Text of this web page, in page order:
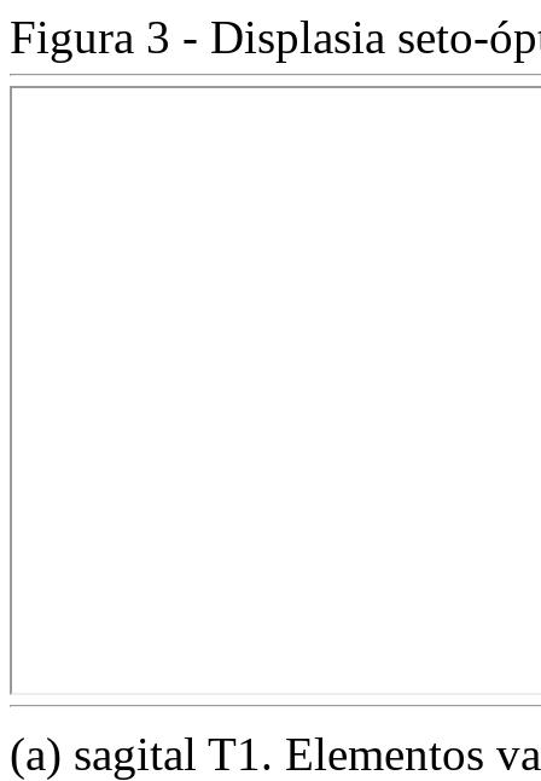
Figura 3 - Displasia seto-
(a) sagital T1. Elementos